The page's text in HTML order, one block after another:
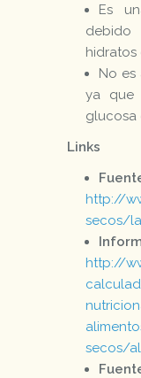
Es
debido
hidratos
No es
ya que
glucosa
Links
http://
secos/
http://
secos/